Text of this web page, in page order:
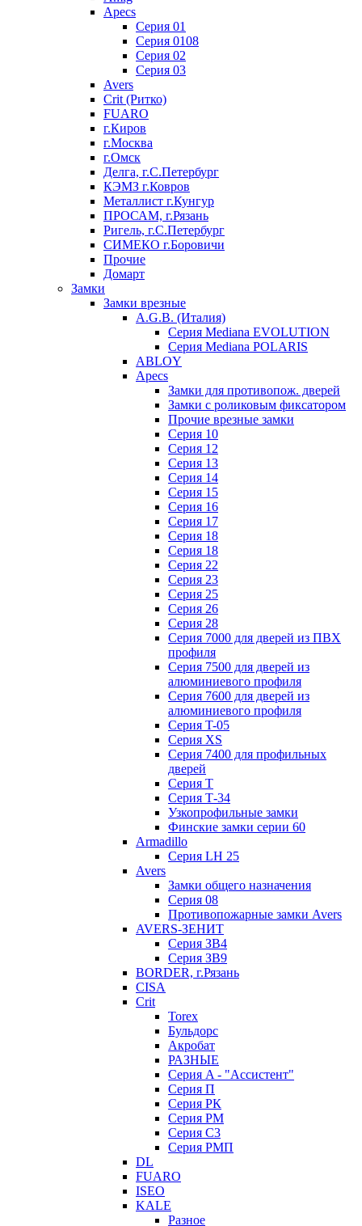
Apecs
Серия 01
Серия 0108
Серия 02
Серия 03
Avers
Crit (Ритко)
FUARO
г.Киров
г.Москва
г.Омск
Делга, г.С.Петербург
КЭМЗ г.Ковров
Металлист г.Кунгур
ПРОСАМ, г.Рязань
Ригель, г.С.Петербург
СИМЕКО г.Боровичи
Прочие
Домарт
Замки
Замки врезные
A.G.B. (Италия)
Серия Mediana EVOLUTION
Серия Mediana POLARIS
ABLOY
Apecs
Замки для противопож. дверей
Замки с роликовым фиксатором
Прочие врезные замки
Серия 10
Серия 12
Серия 13
Серия 14
Серия 15
Серия 16
Серия 17
Серия 18
Серия 18
Серия 22
Серия 23
Серия 25
Серия 26
Серия 28
Серия 7000 для дверей из ПВХ
профиля
Серия 7500 для дверей из
алюминиевого профиля
Серия 7600 для дверей из
алюминиевого профиля
Серия T-05
Серия XS
Серия 7400 для профильных
дверей
Серия Т
Серия Т-34
Узкопрофильные замки
Финские замки серии 60
Armadillo
Серия LH 25
Avers
Замки общего назначения
Серия 08
Противопожарные замки Avers
AVERS-ЗЕНИТ
Серия ЗВ4
Серия ЗВ9
BORDER, г.Рязань
CISA
Crit
Torex
Бульдорс
Акробат
РАЗНЫЕ
Серия A - "Ассистент"
Серия П
Серия РК
Серия РМ
Серия С3
Серия РМП
DL
FUARO
ISEO
KALE
Разное